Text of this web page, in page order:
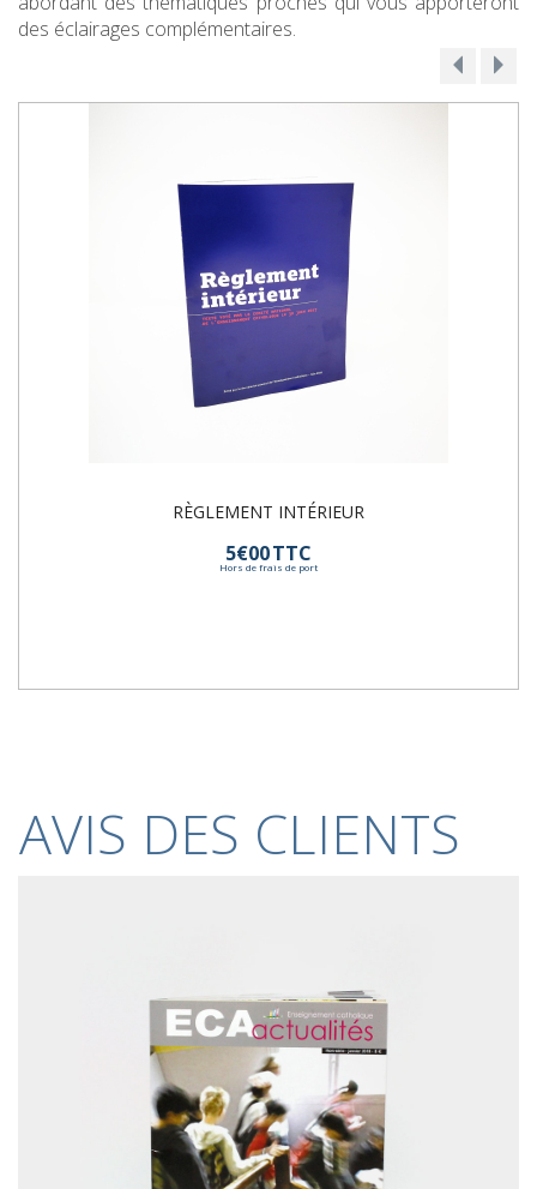
des éclairages complémentaires.
RÈGLEMENT INTÉRIEUR
5€00TTC
Hors de frais de port
AVIS DES CLIENTS